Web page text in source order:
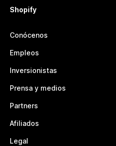
Shopify
Conócenos
Empleos
Inversionistas
Prensa y medios
Partners
Afiliados
Legal